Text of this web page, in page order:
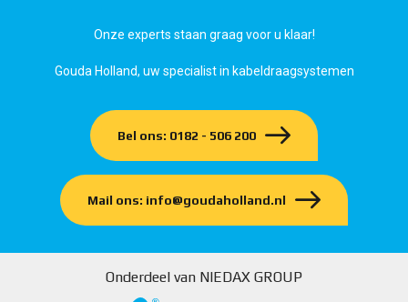
Onze experts staan graag voor u klaar!
Gouda Holland, uw specialist in kabeldraagsystemen
Bel ons: 0182 - 506 200
Mail ons: info@goudaholland.nl
Onderdeel van NIEDAX GROUP